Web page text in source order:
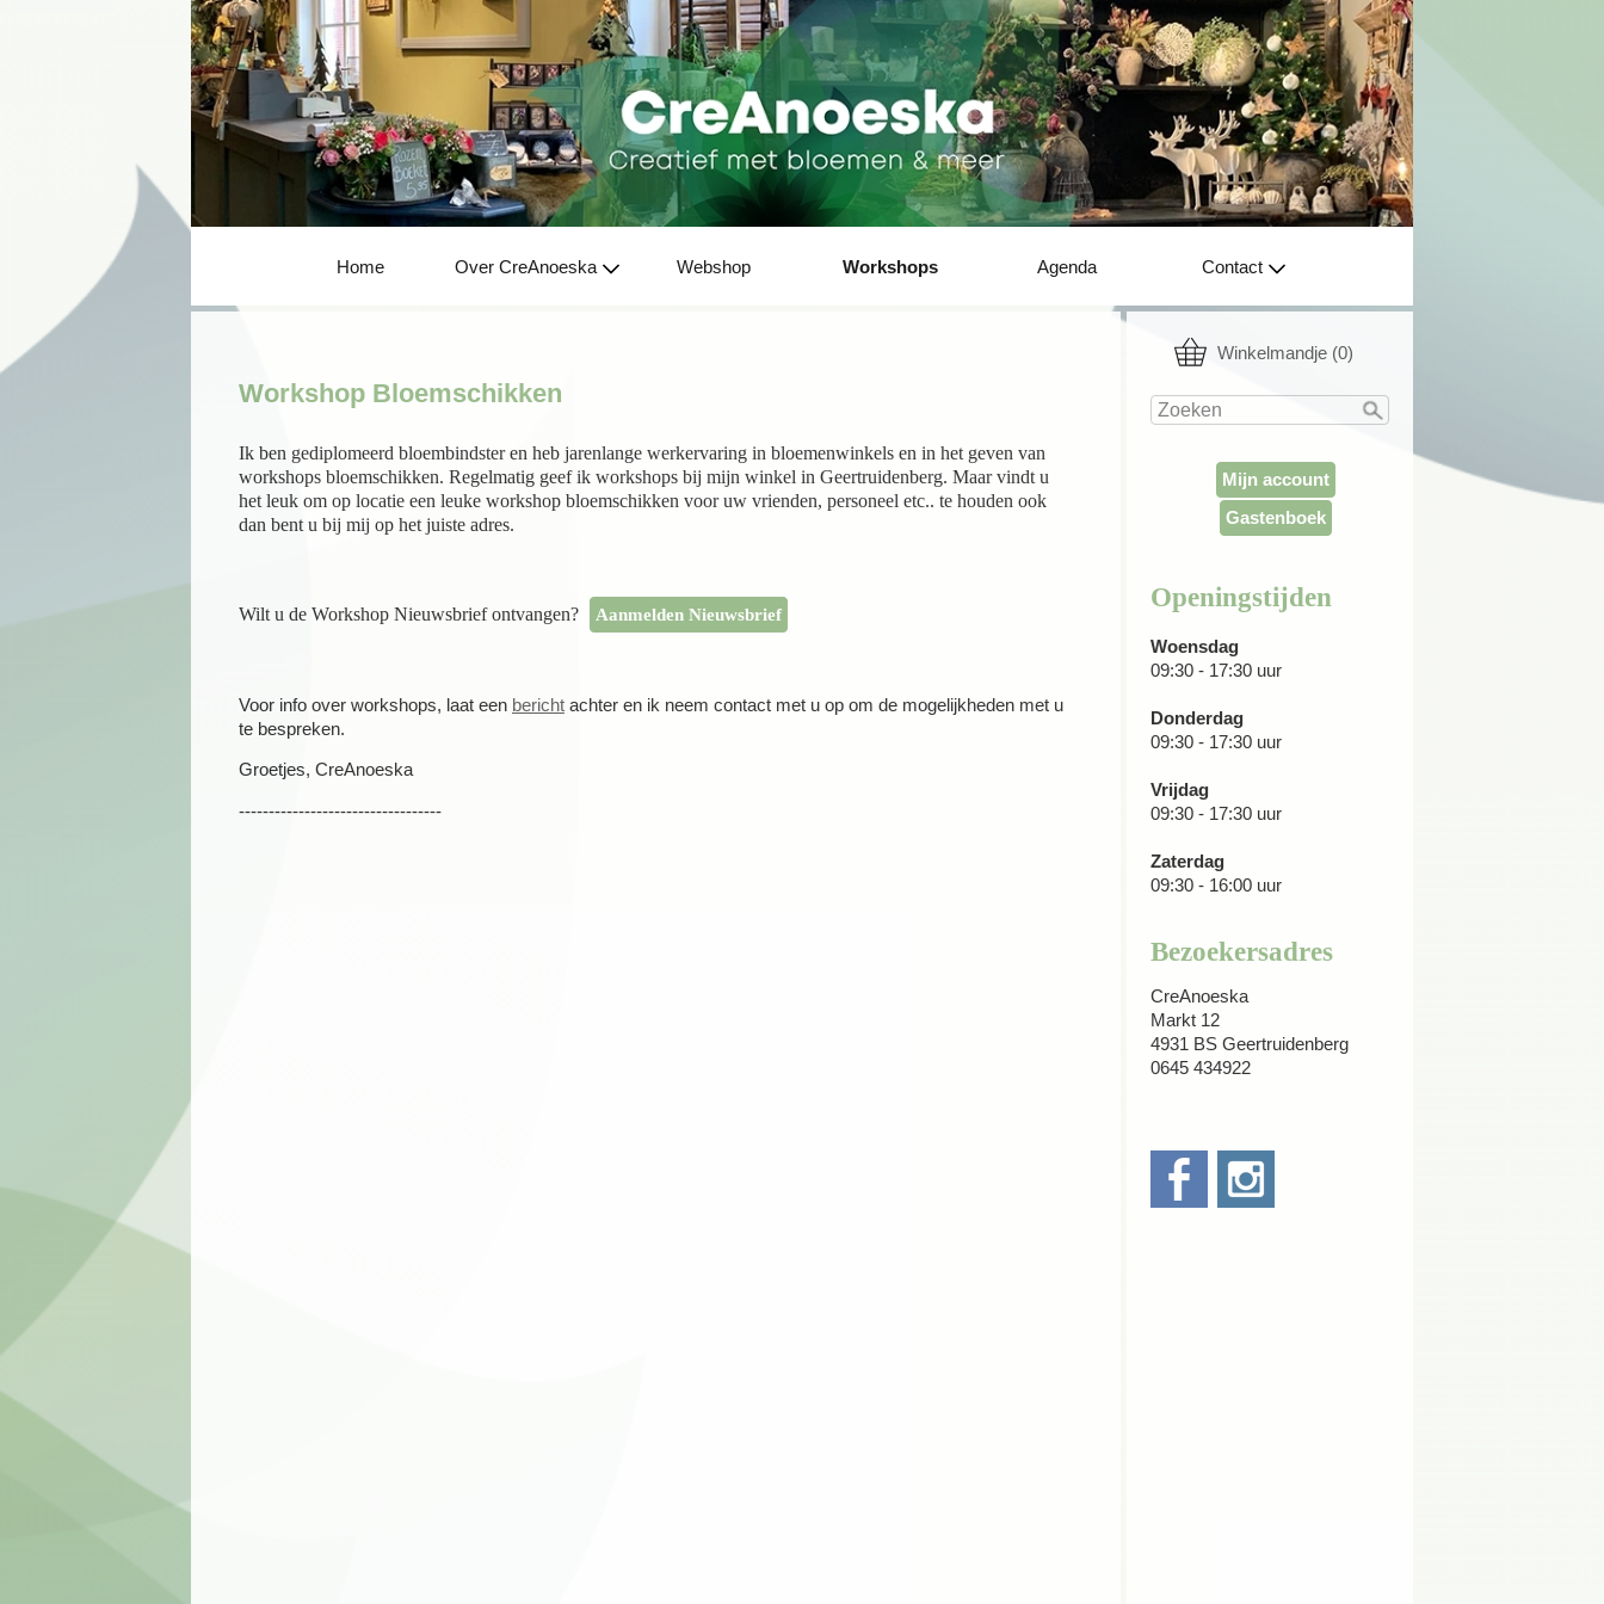
Home Over CreAnoeska Webshop Workshops Agenda Contact
Winkelmandje (0)
Mijn account
Gastenboek
Openingstijden
Woensdag
09:30 - 17:30 uur
Donderdag
09:30 - 17:30 uur
Vrijdag
09:30 - 17:30 uur
Zaterdag
09:30 - 16:00 uur
Bezoekersadres
CreAnoeska
Markt 12
4931 BS Geertruidenberg
0645 434922
Workshop Bloemschikken
Ik ben gediplomeerd bloembindster en heb jarenlange werkervaring in bloemenwinkels en in het geven van
workshops bloemschikken. Regelmatig geef ik workshops bij mijn winkel in Geertruidenberg. Maar vindt u
het leuk om op locatie een leuke workshop bloemschikken voor uw vrienden, personeel etc.. te houden ook
dan bent u bij mij op het juiste adres.
Wilt u de Workshop Nieuwsbrief ontvangen? Aanmelden Nieuwsbrief
Voor info over workshops, laat een bericht achter en ik neem contact met u op om de mogelijkheden met u
te bespreken.
Groetjes, CreAnoeska
----------------------------------